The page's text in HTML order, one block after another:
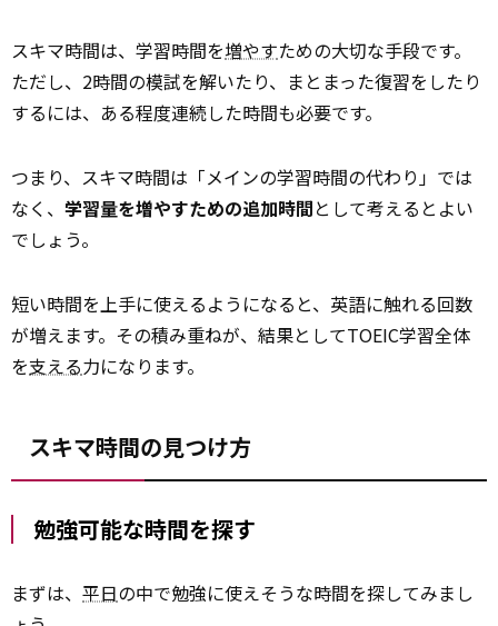
スキマ時間は、学習時間を増やすための大切な手段です。
ただし、2時間の模試を解いたり、まとまった復習をしたり
するには、ある程度連続した時間も必要です。
つまり、スキマ時間は「メインの学習時間の代わり」では
なく、 学習量を増やすための追加時間として考えるとよい
でしょう。
短い時間を上手に使えるようになると、英語に触れる回数
が増えます。その積み重ねが、結果としてTOEIC学習全体
を支える力になります。
スキマ時間の見つけ方
勉強可能な時間を探す
まずは、 平日の中で勉強に使えそうな時間を探してみまし